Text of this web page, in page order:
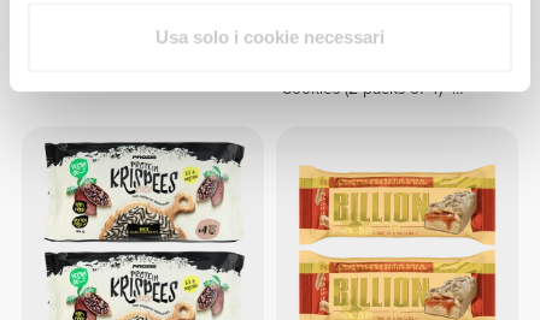
Usa solo i cookie necessari
CHF 6.00
Cookies (2 packs of 4) -